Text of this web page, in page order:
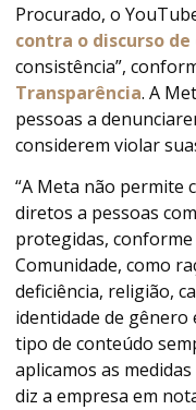
Procurado, o
contra o discurso de
consistência”,
Transparência. A
pessoas a
considerem violar
“A Meta não permite
diretos a pessoas
protegidas, conforme
Comunidade, como
deficiência, religião,
identidade de gênero
tipo de conteúdo
aplicamos as
diz a empresa em